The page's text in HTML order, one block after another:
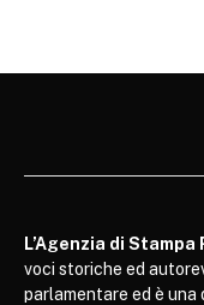
L’Agenzia di
voci storiche ed
parlamentare ed è una